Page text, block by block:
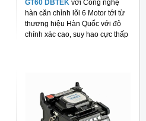
GT60 DBTEK với Công nghệ
hàn căn chỉnh lõi 6 Motor tới từ
thương hiệu Hàn Quốc với độ
chính xác cao, suy hao cực thấp